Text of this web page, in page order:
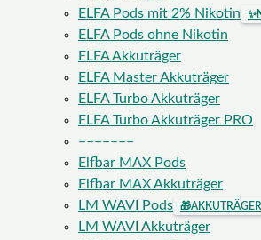
ELFA Pods mit 2% Nikotin
✨
ELFA Pods ohne Nikotin
ELFA Akkuträger
ELFA Master Akkuträger
ELFA Turbo Akkuträger
ELFA Turbo Akkuträger PRO
–––––––
Elfbar MAX Pods
Elfbar MAX Akkuträger
LM WAVI Pods
🎁
LM WAVI Akkuträger